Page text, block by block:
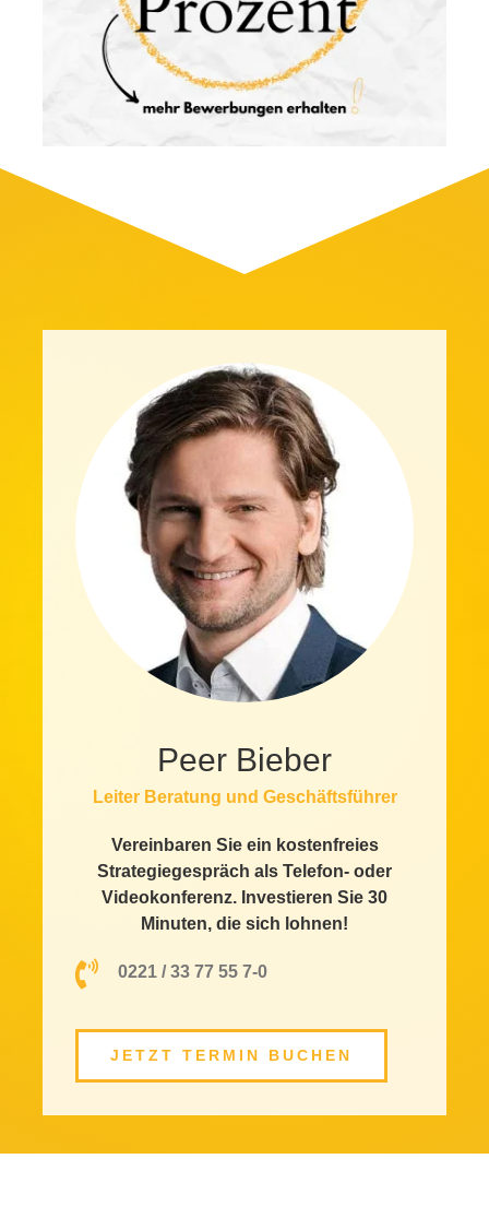
Peer Bieber
Leiter Beratung und Geschäftsführer
Vereinbaren Sie ein kostenfreies
Strategiegespräch als Telefon- oder
Videokonferenz. Investieren Sie 30
Minuten, die sich lohnen!
0221 / 33 77 55 7-0
JETZT TERMIN BUCHEN